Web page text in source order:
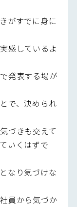
がすでに身に
感しているよ
発表する場が
で、決められ
づきも交えて
いくはずで
なり気づけな
員から気づか